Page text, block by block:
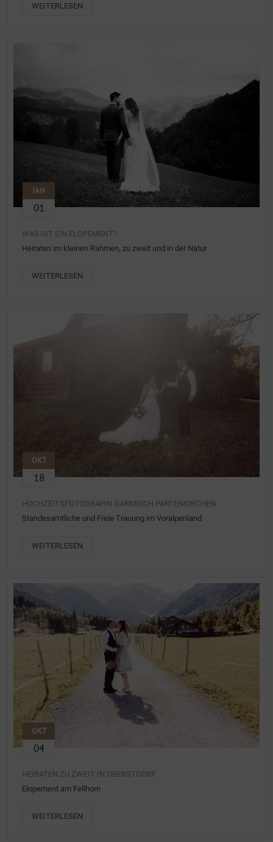
WEITERLESEN
JAN
01
WAS IST EIN ELOPEMENT?
Heiraten im kleinen Rahmen, zu zweit und in der Natur
WEITERLESEN
OKT
18
HOCHZEITSFOTOGRAFIN GARMISCH PARTENKIRCHEN
Standesamtliche und Freie Trauung im Voralpenland
WEITERLESEN
OKT
04
HEIRATEN ZU ZWEIT IN OBERSTDORF
Elopement am Fellhorn
WEITERLESEN